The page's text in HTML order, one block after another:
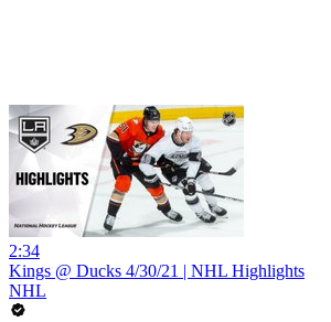
2:34
Kings @ Ducks 4/30/21 | NHL Highlights
NHL